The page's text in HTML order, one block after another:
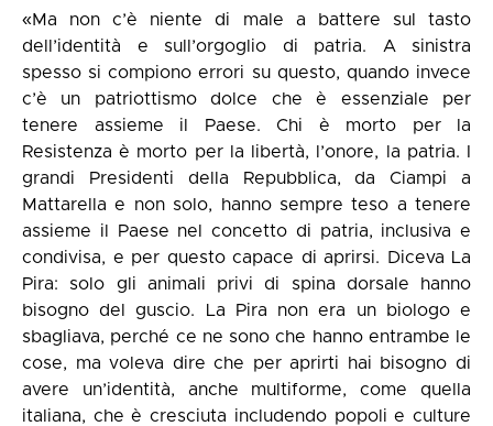
«Ma non c’è niente di male a battere sul tasto
dell’identità e sull’orgoglio di patria. A sinistra
spesso si compiono errori su questo, quando invece
c’è un patriottismo dolce che è essenziale per
tenere assieme il Paese. Chi è morto per la
Resistenza è morto per la libertà, l’onore, la patria. I
grandi Presidenti della Repubblica, da Ciampi a
Mattarella e non solo, hanno sempre teso a tenere
assieme il Paese nel concetto di patria, inclusiva e
condivisa, e per questo capace di aprirsi. Diceva La
Pira: solo gli animali privi di spina dorsale hanno
bisogno del guscio. La Pira non era un biologo e
sbagliava, perché ce ne sono che hanno entrambe le
cose, ma voleva dire che per aprirti hai bisogno di
avere un’identità, anche multiforme, come quella
italiana, che è cresciuta includendo popoli e culture